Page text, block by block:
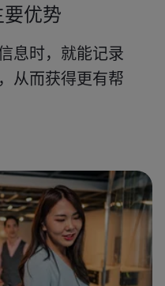
优势
息时，就能记录
从而获得更有帮